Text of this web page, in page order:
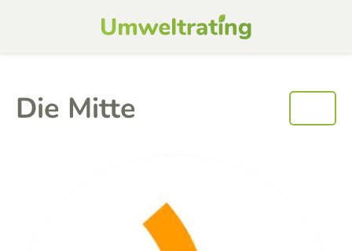
Die Mitte